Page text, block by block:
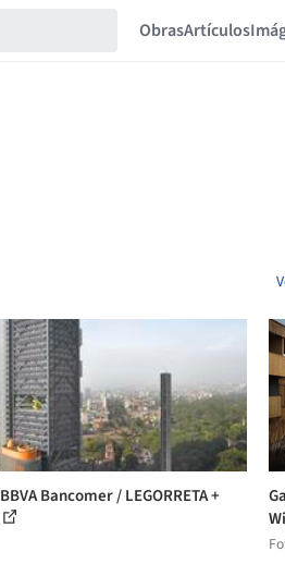
ObrasArtículos
Bancomer / LEGORRETA +